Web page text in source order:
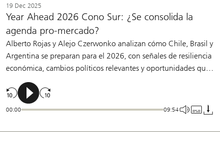
19 Dec 2025
Year Ahead 2026 Cono Sur: ¿Se consolida la
agenda pro-mercado?
Alberto Rojas y Alejo Czerwonko analizan cómo Chile, Brasil y
Argentina se preparan para el 2026, con señales de resiliencia
económica, cambios políticos relevantes y oportunidades que
fortalecen el panorama del Cono Sur.
00:00 09:54